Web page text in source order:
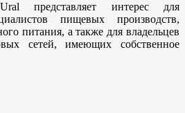
представляет интерес для
пищевых производств,
питания, а также для владельцев
сетей, имеющих собственное